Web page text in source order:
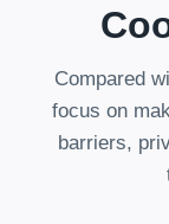
Compared
focus on
barriers,